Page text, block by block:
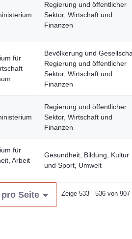
Regierung und öffentlicher
Sektor, Wirtschaft und
Finanzen
für
Bevölkerung und
Regierung und öffentlicher
Sektor, Wirtschaft und
Finanzen
Regierung und öffentlicher
Sektor, Wirtschaft und
Finanzen
für
Arbeit
Gesundheit, Bildung, Kultur
und Sport, Umwelt
Seite Zeige 533 - 536 von 907